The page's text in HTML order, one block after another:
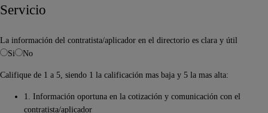
Servicio
La información del contratista/aplicador en el directorio es clara y útil
Si
No
Califique de 1 a 5, siendo 1 la calificación mas baja y 5 la mas alta:
1. Información oportuna en la cotización y comunicación con el
contratista/aplicador